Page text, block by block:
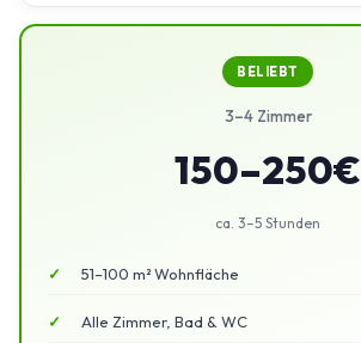
BELIEBT
3–4 Zimmer
150–250€
ca. 3–5 Stunden
51–100 m² Wohnfläche
Alle Zimmer, Bad & WC